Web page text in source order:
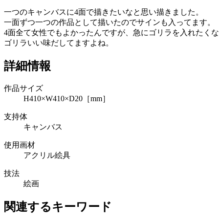
一つのキャンバスに4面で描きたいなと思い描きました。
一面ずつ一つの作品として描いたのでサインも入ってます。
4面全て女性でもよかったんですが、急にゴリラを入れたく
ゴリラいい味だしてますよね。
詳細情報
作品サイズ
H410×W410×D20［mm］
支持体
キャンバス
使用画材
アクリル絵具
技法
絵画
関連するキーワード